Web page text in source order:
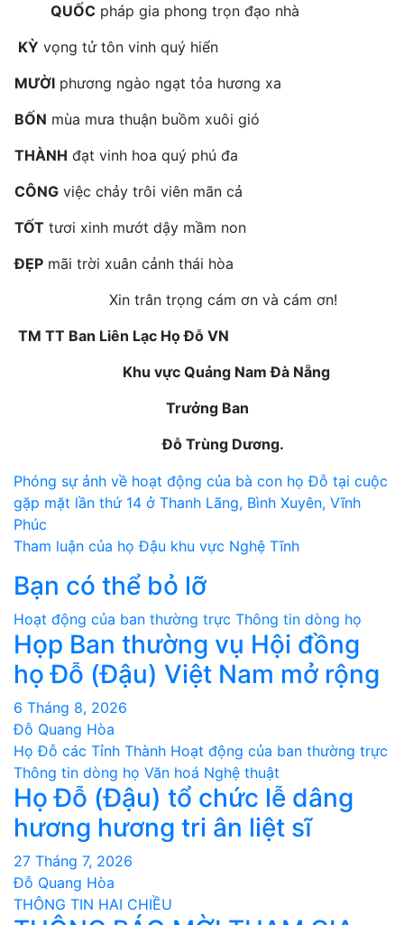
QUỐC pháp gia phong trọn đạo nhà
KỲ vọng tử tôn vinh quý hiển
MƯỜI phương ngào ngạt tỏa hương xa
BỐN mùa mưa thuận buồm xuôi gió
THÀNH đạt vinh hoa quý phú đa
CÔNG việc chảy trôi viên mãn cả
TỐT tươi xinh mướt dậy mầm non
ĐẸP mãi trời xuân cảnh thái hòa
Xin trân trọng cám ơn và cám ơn!
TM TT Ban Liên Lạc Họ Đỗ VN
Khu vực Quảng Nam Đà Nẵng
Trưởng Ban
Đỗ Trùng Dương.
Điều
hướng
bài
viết
Phóng sự ảnh về hoạt động của bà con họ Đỗ tại cuộc
gặp mặt lần thứ 14 ở Thanh Lãng, Bình Xuyên, Vĩnh
Phúc
Tham luận của họ Đậu khu vực Nghệ Tĩnh
Bạn có thể bỏ lỡ
Hoạt động của ban thường trực Thông tin dòng họ
Họp Ban thường vụ Hội đồng
họ Đỗ (Đậu) Việt Nam mở rộng
6 Tháng 8, 2026
Đỗ Quang Hòa
Họ Đỗ các Tỉnh Thành Hoạt động của ban thường trực
Thông tin dòng họ Văn hoá Nghệ thuật
Họ Đỗ (Đậu) tổ chức lễ dâng
hương hương tri ân liệt sĩ
27 Tháng 7, 2026
Đỗ Quang Hòa
THÔNG TIN HAI CHIỀU